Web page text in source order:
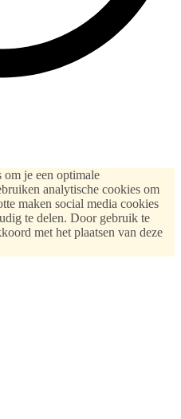
je een optimale
analytische cookies om
maken social media cookies
te delen. Door gebruik te
met het plaatsen van deze